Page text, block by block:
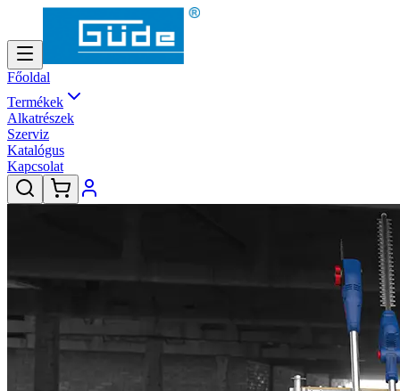
Főoldal
Termékek
Alkatrészek
Szerviz
Katalógus
Kapcsolat